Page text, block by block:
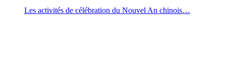
Les activités de célébration du Nouvel An chinois…